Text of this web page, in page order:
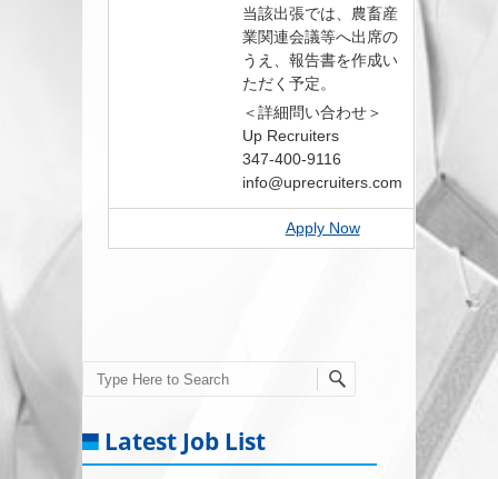
当該出張では、農畜産
業関連会議等へ出席の
うえ、報告書を作成い
ただく予定。
＜詳細問い合わせ＞
Up Recruiters
347-400-9116
info@uprecruiters.com
Apply Now
Search
Latest Job List